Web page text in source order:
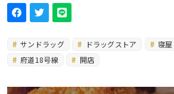
サンドラッグ ドラッグストア 寝屋
府道18号線
開店